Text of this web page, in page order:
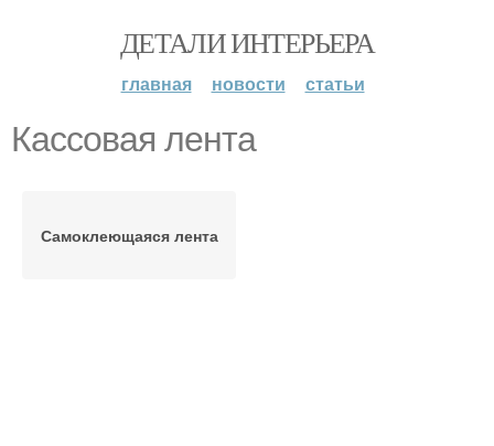
ДЕТАЛИ ИНТЕРЬЕРА
главная новости статьи
Кассовая лента
Самоклеющаяся лента